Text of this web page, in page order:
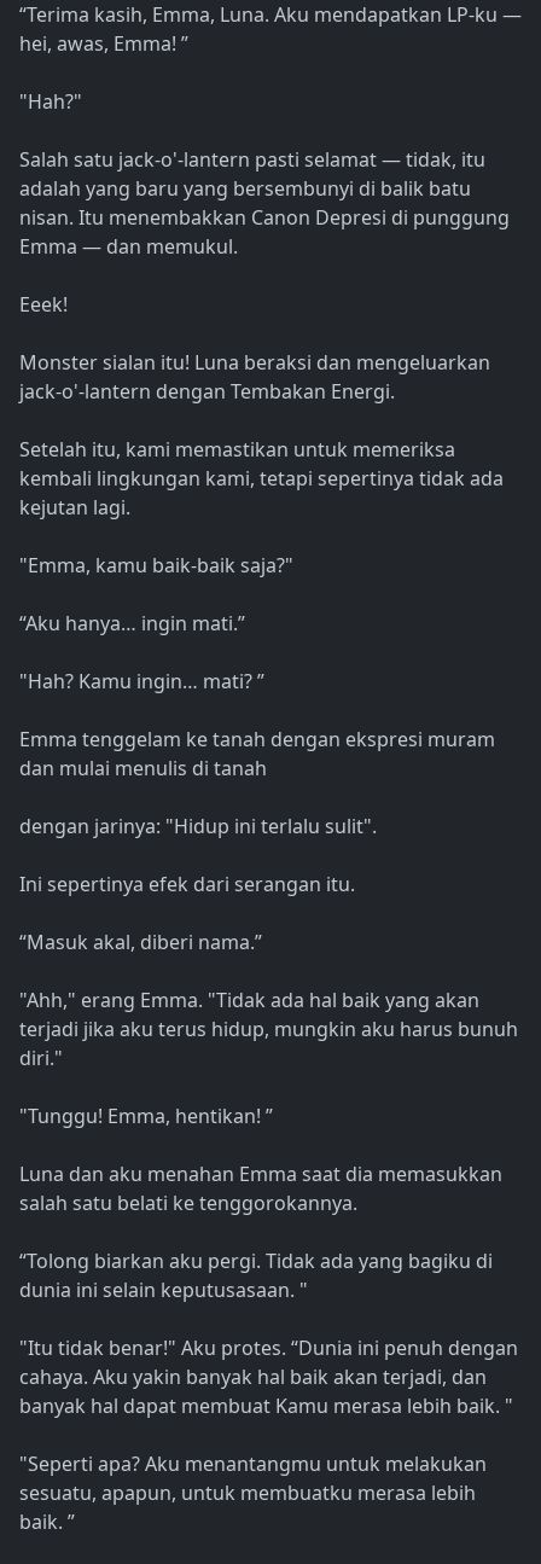
“Terima kasih, Emma, Luna. Aku mendapatkan LP-ku —
hei, awas, Emma! ”
"Hah?"
Salah satu jack-o'-lantern pasti selamat — tidak, itu
adalah yang baru yang bersembunyi di balik batu
nisan. Itu menembakkan Canon Depresi di punggung
Emma — dan memukul.
Eeek!
Monster sialan itu! Luna beraksi dan mengeluarkan
jack-o'-lantern dengan Tembakan Energi.
Setelah itu, kami memastikan untuk memeriksa
kembali lingkungan kami, tetapi sepertinya tidak ada
kejutan lagi.
"Emma, kamu baik-baik saja?"
“Aku hanya… ingin mati.”
"Hah? Kamu ingin… mati? ”
Emma tenggelam ke tanah dengan ekspresi muram
dan mulai menulis di tanah
dengan jarinya: "Hidup ini terlalu sulit".
Ini sepertinya efek dari serangan itu.
“Masuk akal, diberi nama.”
"Ahh," erang Emma. "Tidak ada hal baik yang akan
terjadi jika aku terus hidup, mungkin aku harus bunuh
diri."
"Tunggu! Emma, hentikan! ”
Luna dan aku menahan Emma saat dia memasukkan
salah satu belati ke tenggorokannya.
“Tolong biarkan aku pergi. Tidak ada yang bagiku di
dunia ini selain keputusasaan. "
"Itu tidak benar!" Aku protes. “Dunia ini penuh dengan
cahaya. Aku yakin banyak hal baik akan terjadi, dan
banyak hal dapat membuat Kamu merasa lebih baik. "
"Seperti apa? Aku menantangmu untuk melakukan
sesuatu, apapun, untuk membuatku merasa lebih
baik. ”